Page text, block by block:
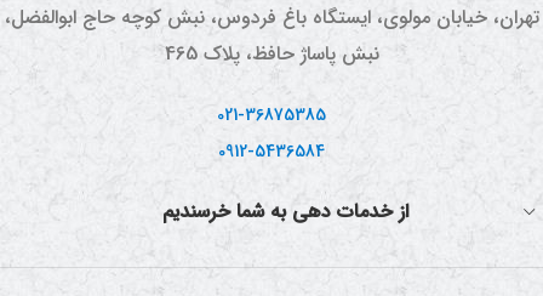
تهران، خیابان مولوی، ایستگاه باغ فردوس، نبش کوچه حاج ابوالفضل،
نبش پاساژ حافظ، پلاک 465
021-36875385
0912-5436584
از خدمات دهی به شما خرسندیم